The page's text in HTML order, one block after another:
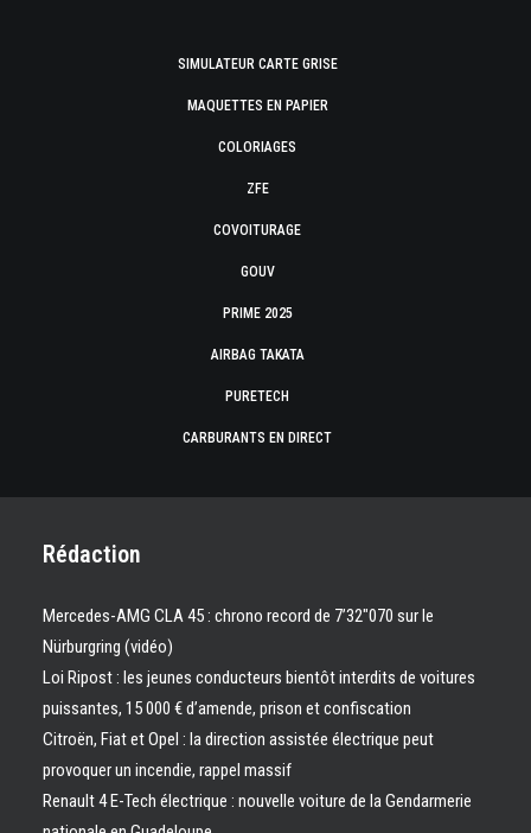
SIMULATEUR CARTE GRISE
MAQUETTES EN PAPIER
COLORIAGES
ZFE
COVOITURAGE
GOUV
PRIME 2025
AIRBAG TAKATA
PURETECH
CARBURANTS EN DIRECT
Rédaction
Mercedes-AMG CLA 45 : chrono record de 7’32″070 sur le
Nürburgring (vidéo)
Loi Ripost : les jeunes conducteurs bientôt interdits de voitures
puissantes, 15 000 € d’amende, prison et confiscation
Citroën, Fiat et Opel : la direction assistée électrique peut
provoquer un incendie, rappel massif
Renault 4 E-Tech électrique : nouvelle voiture de la Gendarmerie